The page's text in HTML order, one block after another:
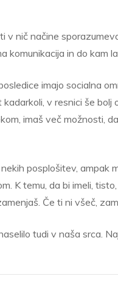
v nič načine
komunikacija in do kam
imajo socialna
v resnici še bolj
imaš več možnosti,
posplošitev, ampak
K temu, da bi imeli,
Če ti ni všeč,
tudi v naša srca.